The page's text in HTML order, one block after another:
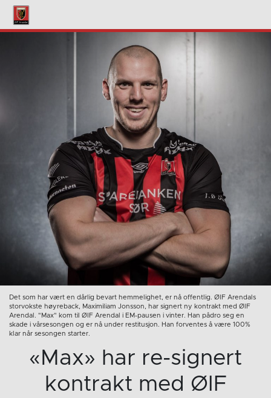
Det som har vært en dårlig bevart hemmelighet, er nå offentlig. ØIF Arendals
storvokste høyreback, Maximiliam Jonsson, har signert ny kontrakt med ØIF
Arendal. "Max" kom til ØIF Arendal i EM-pausen i vinter. Han pådro seg en
skade i vårsesongen og er nå under restitusjon. Han forventes å være 100%
klar når sesongen starter.
«Max» har re-signert
kontrakt med ØIF